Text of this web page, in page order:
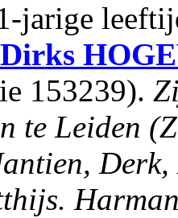
jarige
153239).
te Leiden